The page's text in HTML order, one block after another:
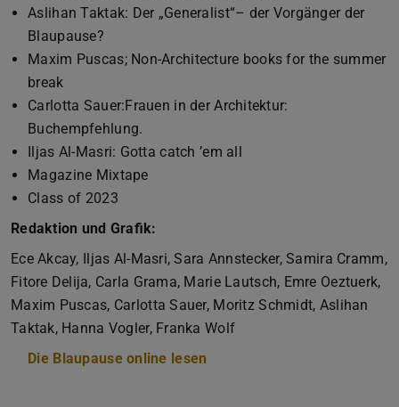
Aslihan Taktak: Der „Generalist“– der Vorgänger der
Blaupause?
Maxim Puscas; Non-Architecture books for the summer
break
Carlotta Sauer:Frauen in der Architektur:
Buchempfehlung.
Iljas Al-Masri: Gotta catch ’em all
Magazine Mixtape
Class of 2023
Redaktion und Grafik:
Ece Akcay, Iljas Al-Masri, Sara Annstecker, Samira Cramm,
Fitore Delĳa, Carla Grama, Marie Lautsch, Emre Oeztuerk,
Maxim Puscas, Carlotta Sauer, Moritz Schmidt, Aslihan
Taktak, Hanna Vogler, Franka Wolf
Die Blaupause online lesen